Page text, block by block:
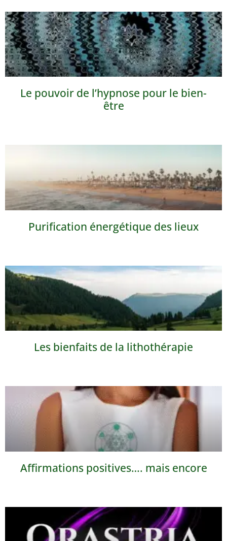
Le pouvoir de l’hypnose pour le bien-
être
Purification énergétique des lieux
Les bienfaits de la lithothérapie
Affirmations positives…. mais encore